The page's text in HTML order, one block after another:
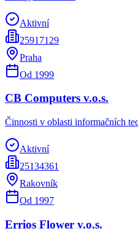
Aktivní
25917129
Praha
Od 1999
CB Computers v.o.s.
Činnosti v oblasti informačních
Aktivní
25134361
Rakovník
Od 1997
Errios Flower v.o.s.